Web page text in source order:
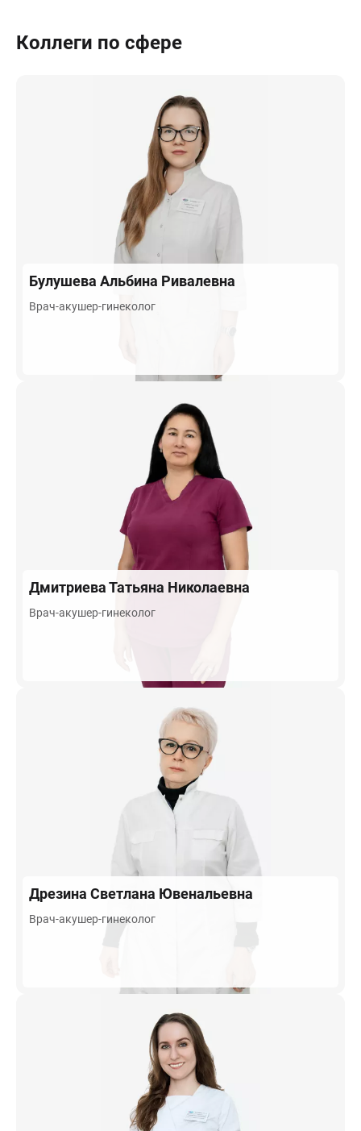
Коллеги по сфере
Булушева Альбина Ривалевна
Врач-акушер-гинеколог
ДмитриеваТатьяна Николаевна
Врач-акушер-гинеколог
Дрезина Светлана Ювенальевна
Врач-акушер-гинеколог